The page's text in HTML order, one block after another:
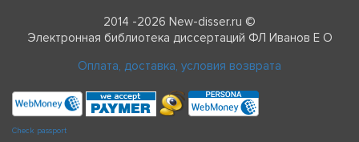
2014 -2026 New-disser.ru ©
Электронная библиотека диссертаций ФЛ Иванов Е О
Оплата, доставка, условия возврата
Check passport